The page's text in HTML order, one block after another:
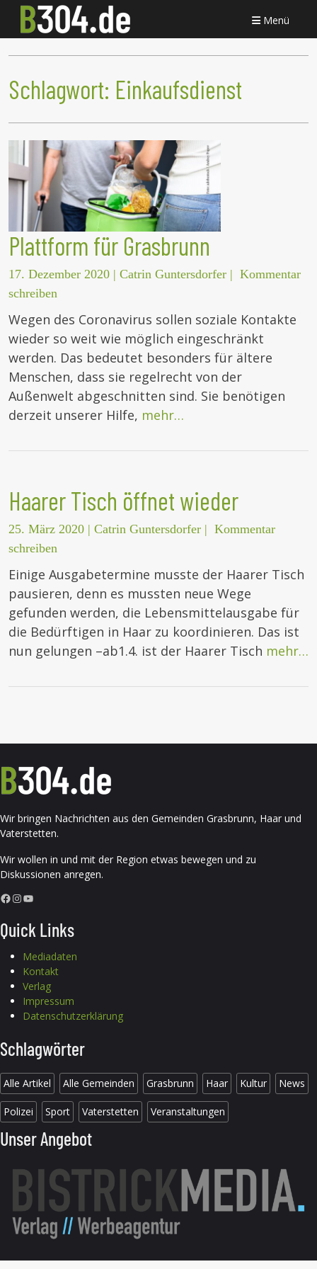
Menü
Schlagwort: Einkaufsdienst
Plattform für Grasbrunn
17. Dezember 2020 | Catrin Guntersdorfer | Kommentar
schreiben
Wegen des Coronavirus sollen soziale Kontakte
wieder so weit wie möglich eingeschränkt
werden. Das bedeutet besonders für ältere
Menschen, dass sie regelrecht von der
Außenwelt abgeschnitten sind. Sie benötigen
derzeit unserer Hilfe, mehr…
Haarer Tisch öffnet wieder
25. März 2020 | Catrin Guntersdorfer | Kommentar
schreiben
Einige Ausgabetermine musste der Haarer Tisch
pausieren, denn es mussten neue Wege
gefunden werden, die Lebensmittelausgabe für
die Bedürftigen in Haar zu koordinieren. Das ist
nun gelungen –ab1.4. ist der Haarer Tisch mehr…
Wir bringen Nachrichten aus den Gemeinden Grasbrunn, Haar und
Vaterstetten.
Wir wollen in und mit der Region etwas bewegen und zu
Diskussionen anregen.
Facebook InstagramYouTube
Quick Links
Mediadaten
Kontakt
Verlag
Impressum
Datenschutzerklärung
Schlagwörter
Alle Artikel Alle Gemeinden Grasbrunn Haar Kultur News
Polizei Sport Vaterstetten Veranstaltungen
Unser Angebot